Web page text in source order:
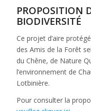
PROPOSITION
BIODIVERSITÉ
Ce projet d’aire
des Amis de la Forêt
du Chêne, de Nature
l’environnement de
Lotbinière.
Pour consulter la